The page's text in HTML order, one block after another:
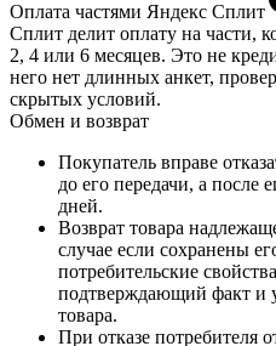
Оплата частями Яндекс Сплит
Сплит делит оплату на части,
2, 4 или 6 месяцев. Это не
него нет длинных анкет,
скрытых условий.
Обмен и возврат
Покупатель вправе
до его передачи, а после
дней.
Возврат товара
случае если сохранены
потребительские
подтверждающий факт и
товара.
При отказе потребителя